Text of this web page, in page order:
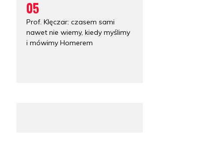
05
Prof. Klęczar: czasem sami
nawet nie wiemy, kiedy myślimy
i mówimy Homerem